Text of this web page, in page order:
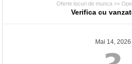
Oferte locuri de munca >>
Verifica cu
Mai 14, 2026